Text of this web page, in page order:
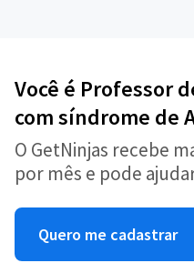
Você é Professor
com síndrome de
O GetNinjas recebe
por mês e pode
Quero me cadastrar